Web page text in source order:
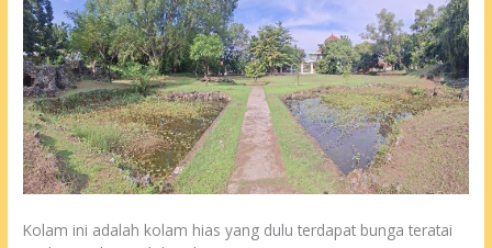
Kolam ini adalah kolam hias yang dulu terdapat bunga teratai